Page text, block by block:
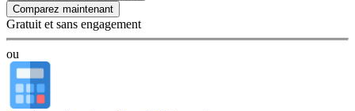
Gratuit et sans engagement
ou